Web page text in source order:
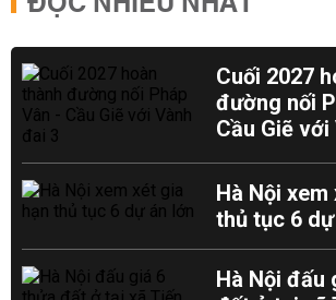
Cuối 2027
đường nối
Cầu Giẽ
Hà Nội
thủ tục 6
Hà Nội đấu